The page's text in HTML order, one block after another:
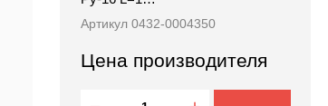
Артикул 0432-0004350
Цена производителя